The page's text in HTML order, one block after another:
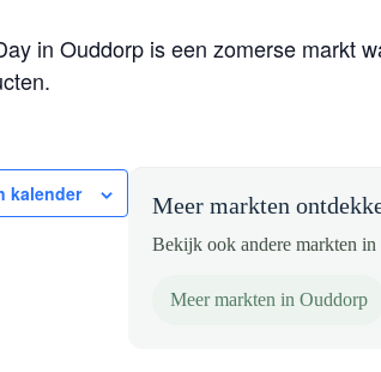
in Ouddorp is een zomerse markt
kalender Meer markten
Bekijk ook andere markten
Meer markten in Ouddorp